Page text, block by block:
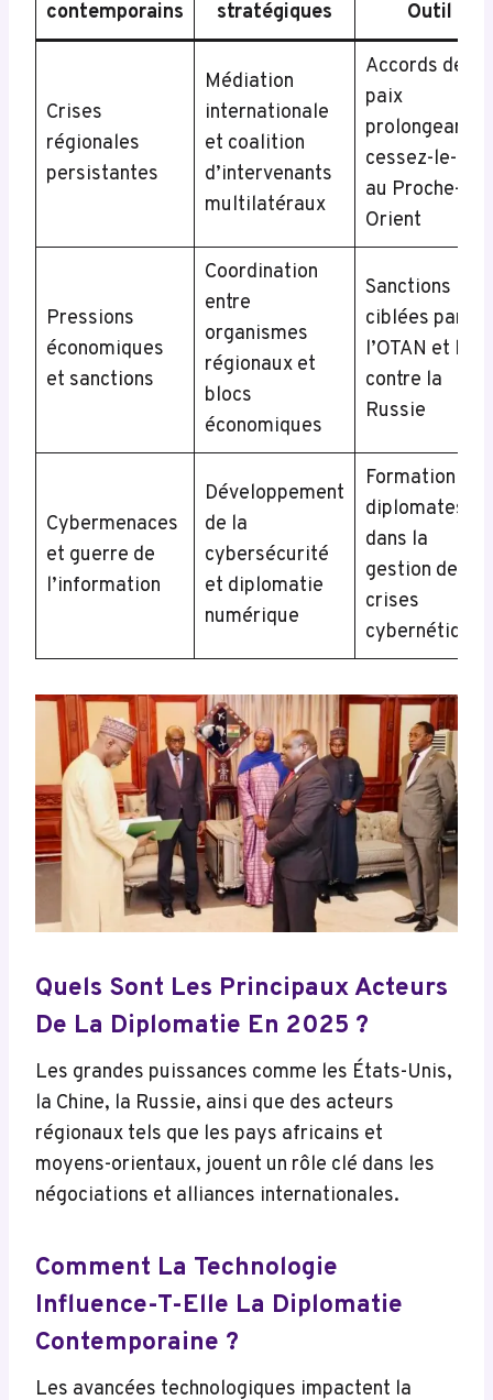
contemporains
stratégiques
Outil
Crises
régionales
persistantes
Médiation
internationale
et coalition
d’intervenants
multilatéraux
Accords de
paix
prolongeant le
cessez-le-feu
au Proche-
Orient
Pressions
économiques
et sanctions
Coordination
entre
organismes
régionaux et
blocs
économiques
Sanctions
ciblées par
l’OTAN et l’UE
contre la
Russie
Cybermenaces
et guerre de
l’information
Développement
de la
cybersécurité
et diplomatie
numérique
Formation de
diplomates
dans la
gestion des
crises
cybernétiques
Quels Sont Les Principaux Acteurs
De La Diplomatie En 2025 ?
Les grandes puissances comme les États-Unis,
la Chine, la Russie, ainsi que des acteurs
régionaux tels que les pays africains et
moyens-orientaux, jouent un rôle clé dans les
négociations et alliances internationales.
Comment La Technologie
Influence-T-Elle La Diplomatie
Contemporaine ?
Les avancées technologiques impactent la